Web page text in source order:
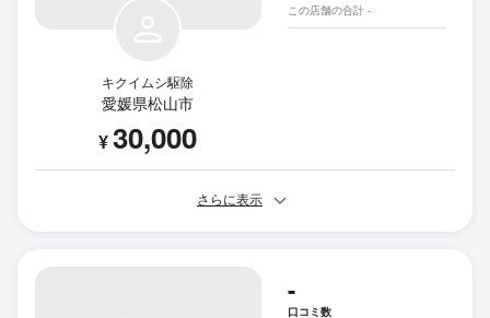
キクイムシ駆除
愛媛県松山市
¥30,000
この店舗の合計 -
さらに表示
-
口コミ数